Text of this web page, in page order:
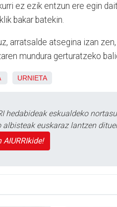
ez ezik entzun ere egin
bakar batekin.
arratsalde atsegina izan
mundura gerturatzeko
URNIETA
hedabideak eskualdeko
albisteak euskaraz lantzen
AIURRIkide!